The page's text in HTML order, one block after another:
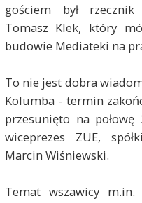
gościem był
Tomasz Klek, który
budowie Mediateki na
To nie jest dobra
Kolumba - termin
przesunięto na
wiceprezes ZUE,
Marcin Wiśniewski.
Temat wszawicy m.in.